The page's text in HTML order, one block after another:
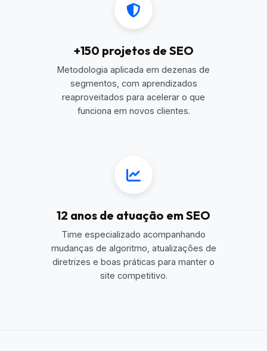
+150 projetos de SEO
Metodologia aplicada em dezenas de
segmentos, com aprendizados
reaproveitados para acelerar o que
funciona em novos clientes.
12 anos de atuação em SEO
Time especializado acompanhando
mudanças de algoritmo, atualizações de
diretrizes e boas práticas para manter o
site competitivo.